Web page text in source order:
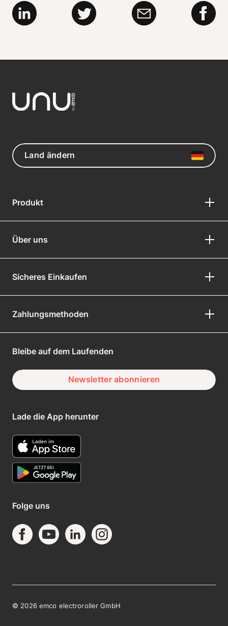
Land ändern
Produkt
Über uns
Zahlungsmethoden
Sicheres Einkaufen
Bleibe auf dem Laufenden
Newsletter abonnieren
Lade die App herunter
Folge uns
© 2026 emco electroroller GmbH